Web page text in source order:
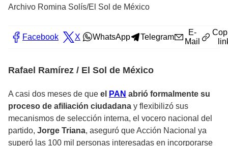
Archivo Romina Solís/El Sol de México
Facebook X WhatsApp Telegram
E-
Mail
Rafael Ramírez / El Sol de México
A casi dos meses de que el PAN abrió formalmente su
proceso de afiliación ciudadana y flexibilizó sus
mecanismos de selección interna, el vocero nacional del
partido, Jorge Triana, aseguró que Acción Nacional ya
superó las 100 mil personas interesadas en incorporarse